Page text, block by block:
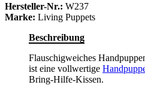
Hersteller-Nr.: W237
Marke: Living Puppets
Beschreibung
Flauschigweiches
ist eine vollwertige
Bring-Hilfe-Kissen.